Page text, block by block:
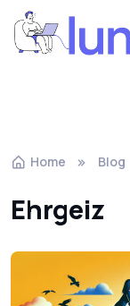
Home Blog
Ehrgeiz